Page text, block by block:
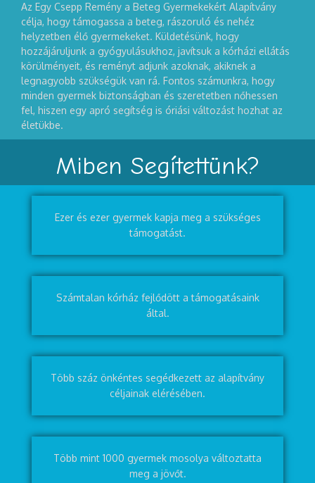
Az Egy Csepp Remény a Beteg Gyermekekért Alapítvány
célja, hogy támogassa a beteg, rászoruló és nehéz
helyzetben élő gyermekeket. Küldetésünk, hogy
hozzájáruljunk a gyógyulásukhoz, javítsuk a kórházi ellátás
körülményeit, és reményt adjunk azoknak, akiknek a
legnagyobb szükségük van rá. Fontos számunkra, hogy
minden gyermek biztonságban és szeretetben nőhessen
fel, hiszen egy apró segítség is óriási változást hozhat az
életükbe.
Miben Segítettünk?
Ezer és ezer gyermek kapja meg a szükséges
támogatást.
Számtalan kórház fejlődött a támogatásaink
által.
Több száz önkéntes segédkezett az alapítvány
céljainak elérésében.
Több mint 1000 gyermek mosolya változtatta
meg a jövőt.